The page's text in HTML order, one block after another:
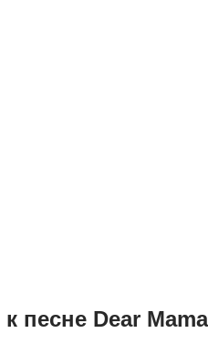
песне Dear Mama